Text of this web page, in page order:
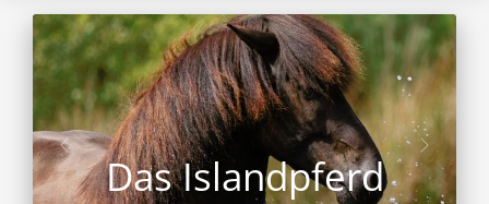
Das Islandpferd